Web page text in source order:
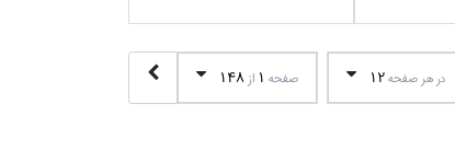
در هر صفحه12 صفحه 1 از 148